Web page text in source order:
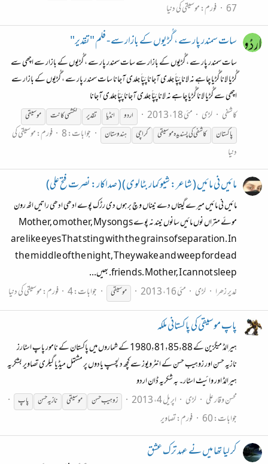
67
فورم:موسیقی کی دنیا
سات سمندر پار سے ، گُڑیوں کے بازار سے - فلم "تقدیر"
سات سمندر پار سے ، گُڑیوں کے بازار سے سات سمندر پار سے ، گُڑیوں کے بازار سے اچھی سے
گُڑیا لانا گُڑیا چاہے نہ لانا پَپّاَ جلدی آجانا پَپّاَ جلدی آجانا سات سمندر پار سے ، گُڑیوں کے بازار سے
اچھی سے گُڑیا لانا گُڑیا چاہے نہ لانا پَپّاَ جلدی آجانا پَپّاَ جلدی آجانا
کاشفی
لڑی مئی 18، 2013 اردو انڈیا تقدیر لکشمی کانت
موسیقی
پاکستان
کاشفی کی پسندیدہموسیقی کراچی ہندوستان جوابات: 8 فورم:موسیقی کی
دنیا
مائیں نی مائیں ( شاعر: شیو کمار بٹالوی ) ( صداکار: نصرت فتح علی)
مائیں نی مائیں میرے گیتاں دے نیناں وچ برہوں دی رڑک پوے ادھی ادھی راتیں اٹھ رون
موئے متراں نوں مائیں سانوں نیند نہ پوے Mother, o mother, My songs
are like eyes That sting with the grains of separation. In
the middle of the night, They wake and weep for dead
friends. Mother, I cannot sleep. بھیں...
غدیر زھرا
لڑی مئی 16، 2013 موسیقی جوابات: 4 فورم:موسیقی کی دنیا
پاپ موسیقی کی پاکستانی ملکہ
ہیرالڈ میگزین کے 1980٫81٫85٫88 کے شماروں میں پاکستان کے نامور پاپ اسٹارز
نازیہ حسن اور زوہیب حسن کے انٹرویوز سے کچھ دلچسپ یادوں پر مشتمل میڈیا گیلری تصاویر بشکریہ
ہیرالڈ اور وائیٹ اسٹار۔ بہ شکریہ ڈان اردو
محسن وقار علی لڑی اپریل 4، 2013 زوہیب حسن موسیقی نازیہ حسن پاپ
جوابات: 60 فورم:تصاویر
کر لیا تھا میں نے عہد ترک عشق